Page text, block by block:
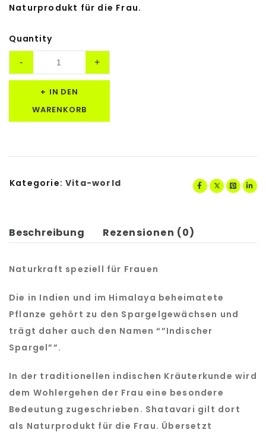
Naturprodukt für die Frau.
Quantity
IN DEN
WARENKORB
Kategorie: Vita-world
Beschreibung Rezensionen (0)
Naturkraft speziell für Frauen
Die in Indien und im Himalaya beheimatete
Pflanze gehört zu den Spargelgewächsen und
trägt daher auch den Namen “”Indischer
Spargel””.
In der traditionellen indischen Kräuterkunde wird
dem Wohlergehen der Frau eine besondere
Bedeutung zugeschrieben. Shatavari gilt dort
als Naturprodukt für die Frau. Übersetzt